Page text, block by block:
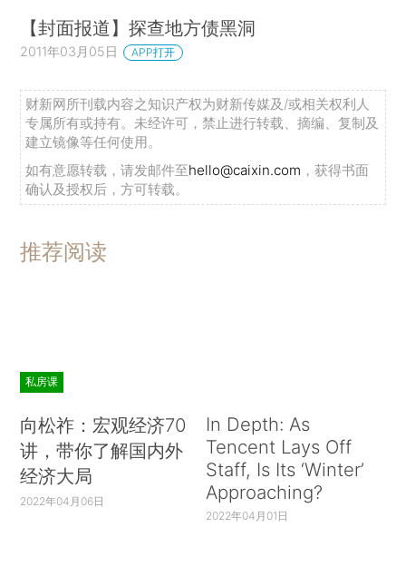
【封面报道】探查地方债黑洞
2011年03月05日 APP打开
财新网所刊载内容之知识产权为财新传媒及/或相关权利人
专属所有或持有。未经许可，禁止进行转载、摘编、复制及
建立镜像等任何使用。
如有意愿转载，请发邮件至hello@caixin.com ，获得书面
确认及授权后，方可转载。
推荐阅读
私房课
向松祚：宏观经济70
讲，带你了解国内外
经济大局
2022年04月06日
In Depth: As
Tencent Lays Off
Staff, Is Its ‘Winter’
Approaching?
2022年04月01日